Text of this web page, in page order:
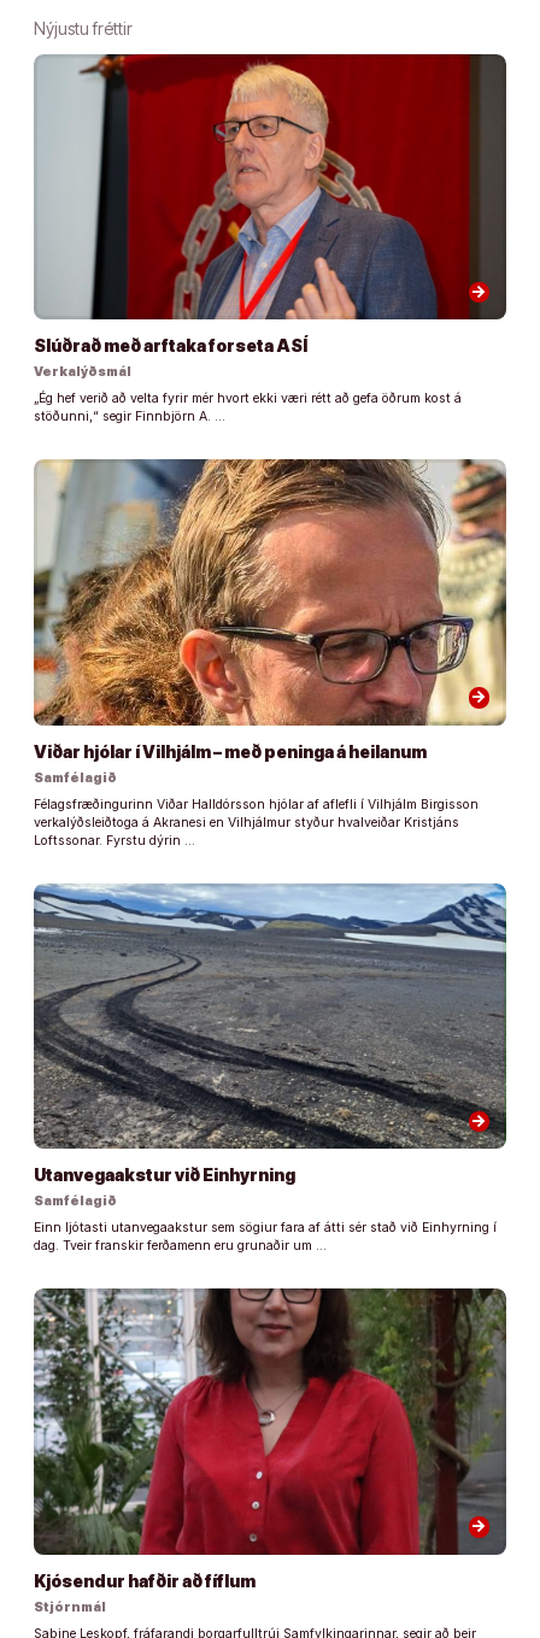
Nýjustu fréttir
arrow_forward
Slúðrað með arftaka forseta ASÍ
Verkalýðsmál
„Ég hef verið að velta fyrir mér hvort ekki væri rétt að gefa öðrum kost á
stöðunni,“ segir Finnbjörn A. …
arrow_forward
Viðar hjólar í Vilhjálm – með peninga á heilanum
Samfélagið
Félagsfræðingurinn Viðar Halldórsson hjólar af aflefli í Vilhjálm Birgisson
verkalýðsleiðtoga á Akranesi en Vilhjálmur styður hvalveiðar Kristjáns
Loftssonar. Fyrstu dýrin …
arrow_forward
Utanvegaakstur við Einhyrning
Samfélagið
Einn ljótasti utanvegaakstur sem sögiur fara af átti sér stað við Einhyrning í
dag. Tveir franskir ferðamenn eru grunaðir um …
arrow_forward
Kjósendur hafðir að fíflum
Stjórnmál
Sabine Leskopf, fráfarandi borgarfulltrúi Samfylkingarinnar, segir að þeir